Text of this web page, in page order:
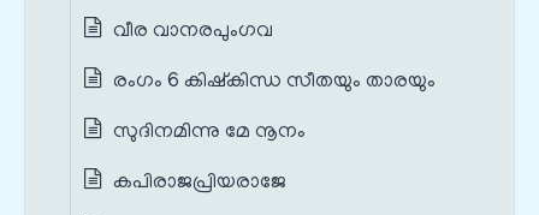
വീര വാനരപുംഗവ
രംഗം 6 കിഷ്കിന്ധ സീതയും താരയും
സുദിനമിന്നു മേ നൂനം
കപിരാജപ്രിയരാജേ